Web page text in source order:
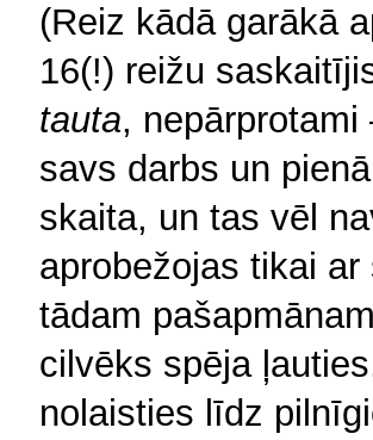
(Reiz kādā garākā
16(!) reižu
tauta,
savs darbs un
skaita, un tas vēl
aprobežojas tikai
tādam
cilvēks spēja
nolaisties līdz